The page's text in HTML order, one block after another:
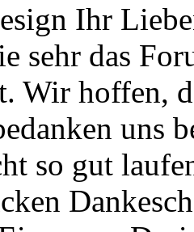
Ihr
sehr das
Wir hoffen,
uns
so gut